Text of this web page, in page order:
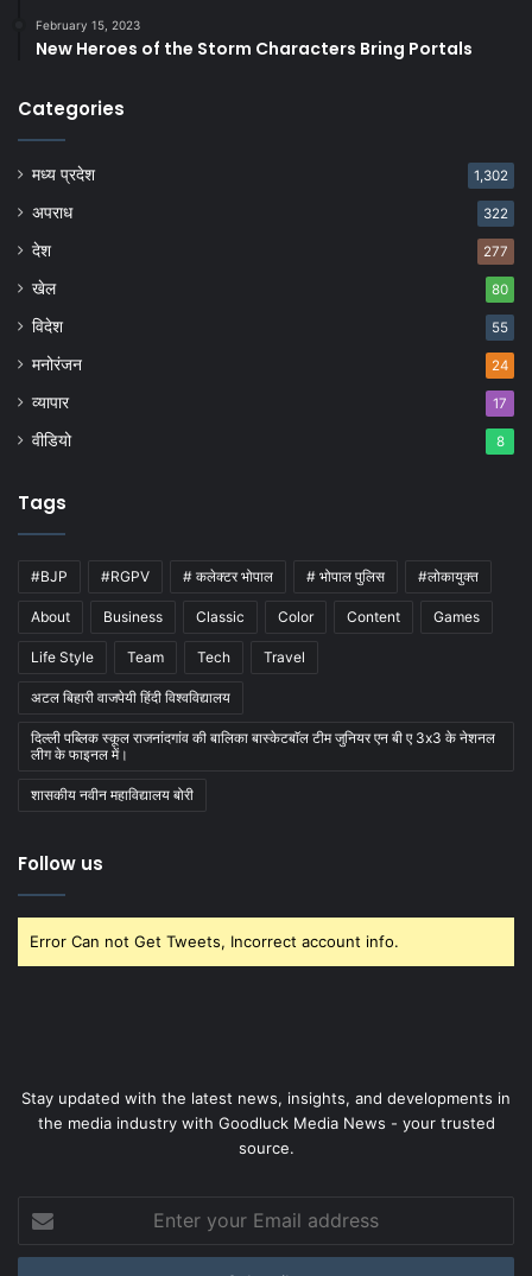
February 15, 2023
New Heroes of the Storm Characters Bring Portals
Categories
मध्य प्रदेश 1,302
अपराध 322
देश 277
खेल 80
विदेश 55
मनोरंजन 24
व्यापार 17
वीडियो 8
Tags
#BJP #RGPV # कलेक्टर भोपाल # भोपाल पुलिस #लोकायुक्त
About Business Classic Color Content Games
Life Style Team Tech Travel
अटल बिहारी वाजपेयी हिंदी विश्वविद्यालय
दिल्ली पब्लिक स्कूल राजनांदगांव की बालिका बास्केटबाॅल टीम जुनियर एन बी ए 3x3 के नेशनल
लीग के फाइनल में।
शासकीय नवीन महाविद्यालय बोरी
Follow us
Error Can not Get Tweets, Incorrect account info.
Stay updated with the latest news, insights, and developments in
the media industry with Goodluck Media News - your trusted
source.
your
Email